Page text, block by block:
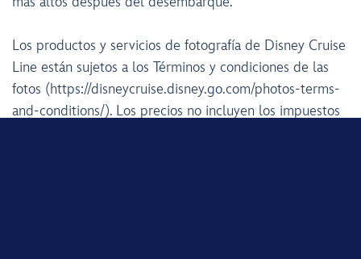
Los productos y servicios de fotografía de Disney Cruise
Line están sujetos a los Términos y condiciones de las
fotos (https://disneycruise.disney.go.com/photos-terms-
and-conditions/). Los precios no incluyen los impuestos